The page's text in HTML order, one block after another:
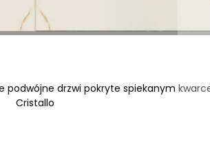
podwójne drzwi pokryte spiekanym
Cristallo